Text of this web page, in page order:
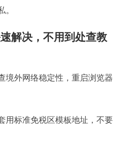
。
解决，不用到处查教
境外网络稳定性，重启浏览器
用标准免税区模板地址，不要